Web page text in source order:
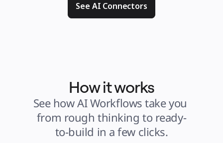
See AI Connectors
How it works
See how AI Workflows take you
from rough thinking to ready-
to-build in a few clicks.